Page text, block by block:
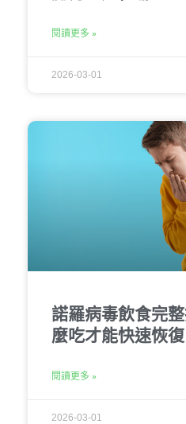
閱讀更多 »
2026-03-01
諾羅病毒飲食完
麼吃才能快速恢復
閱讀更多 »
2026-03-01